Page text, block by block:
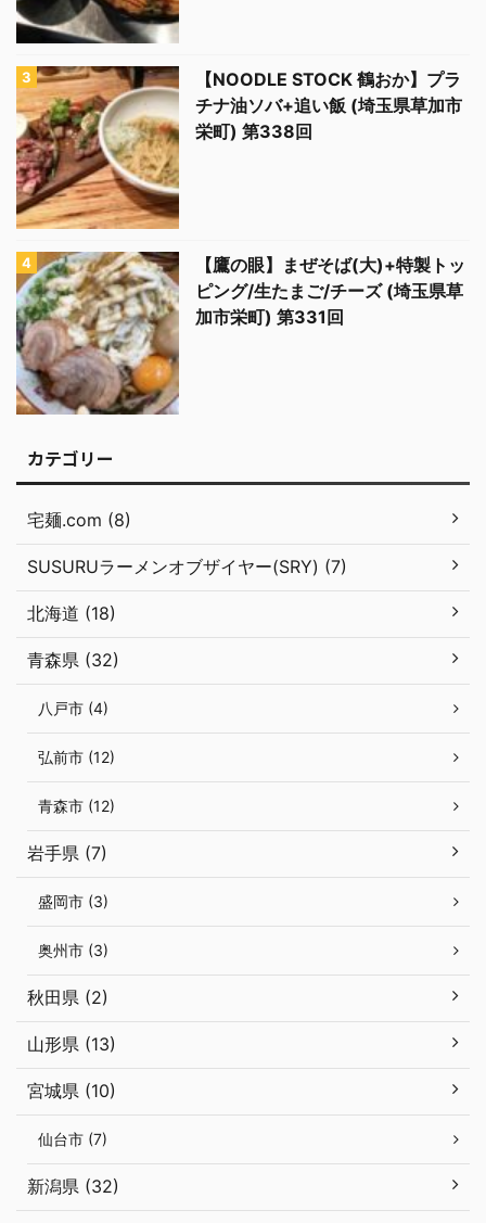
【NOODLE STOCK 鶴おか】プラ
チナ油ソバ+追い飯 (埼玉県草加市
栄町) 第338回
【鷹の眼】まぜそば(大)+特製トッ
ピング/生たまご/チーズ (埼玉県草
加市栄町) 第331回
カテゴリー
宅麺.com (8)
SUSURUラーメンオブザイヤー(SRY) (7)
北海道 (18)
青森県 (32)
八戸市 (4)
弘前市 (12)
青森市 (12)
岩手県 (7)
盛岡市 (3)
奥州市 (3)
秋田県 (2)
山形県 (13)
宮城県 (10)
仙台市 (7)
新潟県 (32)